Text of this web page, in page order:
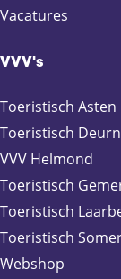
Vacatures
VVV's
Toeristisch Asten
Toeristisch
VVV Helmond
Toeristisch
Toeristisch
Toeristisch
Webshop